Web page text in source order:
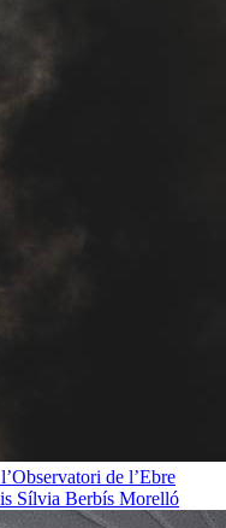
de l’Ebre
Sílvia Berbís Morelló